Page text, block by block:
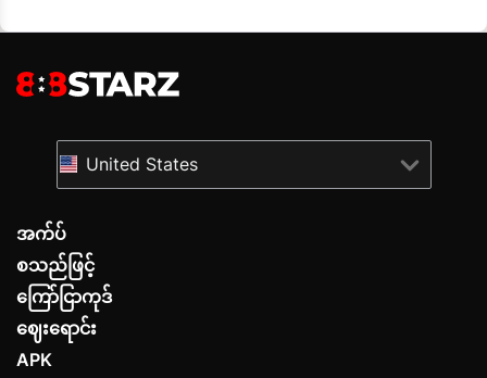
အက်ပ်
စသည်ဖြင့်
ကြော်ငြာကုဒ်
ဈေးရောင်း
APK
United States